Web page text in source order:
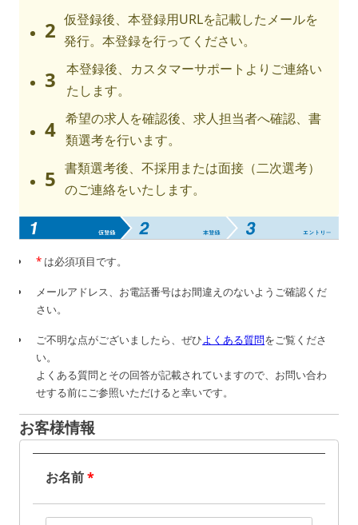
2 仮登録後、本登録用URLを記載したメールを
発行。本登録を行ってください。
3
本登録後、カスタマーサポートよりご連絡い
たします。
4 希望の求人を確認後、求人担当者へ確認、書
類選考を行います。
5 書類選考後、不採用または面接（二次選考）
のご連絡をいたします。
* は必須項目です。
メールアドレス、お電話番号はお間違えのないようご確認くだ
さい。
ご不明な点がございましたら、ぜひよくある質問をご覧くださ
い。
よくある質問とその回答が記載されていますので、お問い合わ
せする前にご参照いただけると幸いです。
お客様情報
お名前*